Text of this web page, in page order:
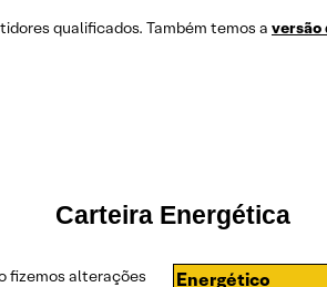
qualificados. Também temos a versão
Carteira Energética
fizemos alterações
Energético